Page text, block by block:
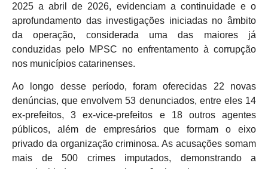
2025 a abril de 2026, evidenciam a continuidade e o
aprofundamento das investigações iniciadas no âmbito
da operação, considerada uma das maiores já
conduzidas pelo MPSC no enfrentamento à corrupção
nos municípios catarinenses.
Ao longo desse período, foram oferecidas 22 novas
denúncias, que envolvem 53 denunciados, entre eles 14
ex-prefeitos, 3 ex-vice-prefeitos e 18 outros agentes
públicos, além de empresários que formam o eixo
privado da organização criminosa. As acusações somam
mais de 500 crimes imputados, demonstrando a